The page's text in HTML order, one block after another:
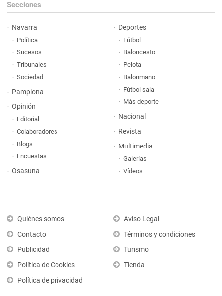
Secciones
Navarra
Política
Sucesos
Tribunales
Sociedad
Pamplona
Opinión
Editorial
Colaboradores
Blogs
Encuestas
Osasuna
Deportes
Fútbol
Baloncesto
Pelota
Balonmano
Fútbol sala
Más deporte
Nacional
Revista
Multimedia
Galerías
Vídeos
Quiénes somos
Contacto
Publicidad
Política de Cookies
Política de privacidad
Aviso Legal
Términos y condiciones
Turismo
Tienda